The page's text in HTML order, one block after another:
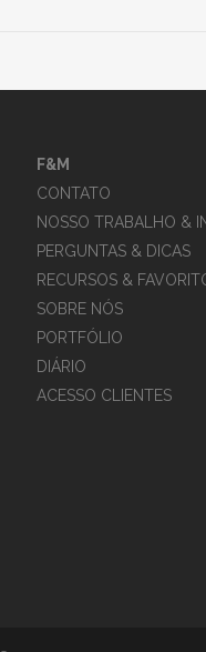
F&M
CONTATO
NOSSO TRABALHO &
PERGUNTAS & DICAS
RECURSOS &
SOBRE NÓS
PORTFÓLIO
DIÁRIO
ACESSO CLIENTES